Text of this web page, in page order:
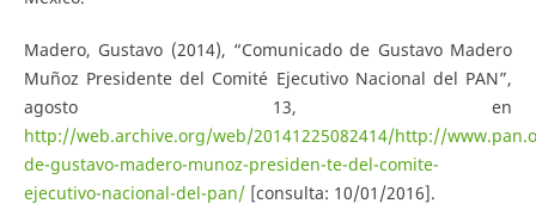
Madero, Gustavo (2014), “Comunicado de Gustavo Madero
Muñoz Presidente del Comité Ejecutivo Nacional del PAN”,
agosto 13, en
http://web.archive.org/web/20141225082414/http://
de-gustavo-madero-munoz-presiden-te-del-comite-
ejecutivo-nacional-del-pan/[consulta: 10/01/2016].